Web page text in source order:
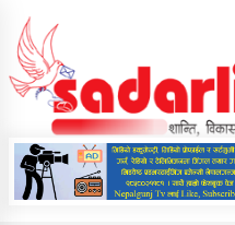
content
News For Nepal